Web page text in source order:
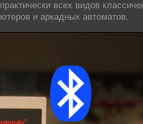
всех видов
и аркадных автоматов.